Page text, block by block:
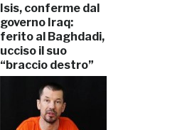
Isis, conferme dal
governo Iraq:
ferito al Baghdadi,
ucciso il suo
“braccio destro”